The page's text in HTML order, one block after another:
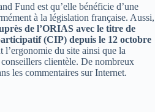
Fund est qu’elle bénéficie d’une
à la législation française. Aussi,
de l’ORIAS avec le titre de
(CIP) depuis le 12 octobre
l’ergonomie du site ainsi que la
clientèle. De nombreux
les commentaires sur Internet.